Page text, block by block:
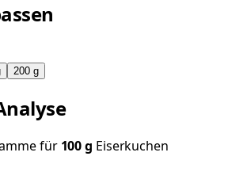
200 g
für 100g Eiserkuchen